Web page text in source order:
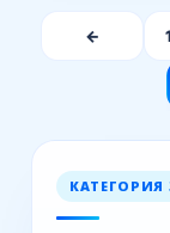
←
КАТЕГОРИЯ